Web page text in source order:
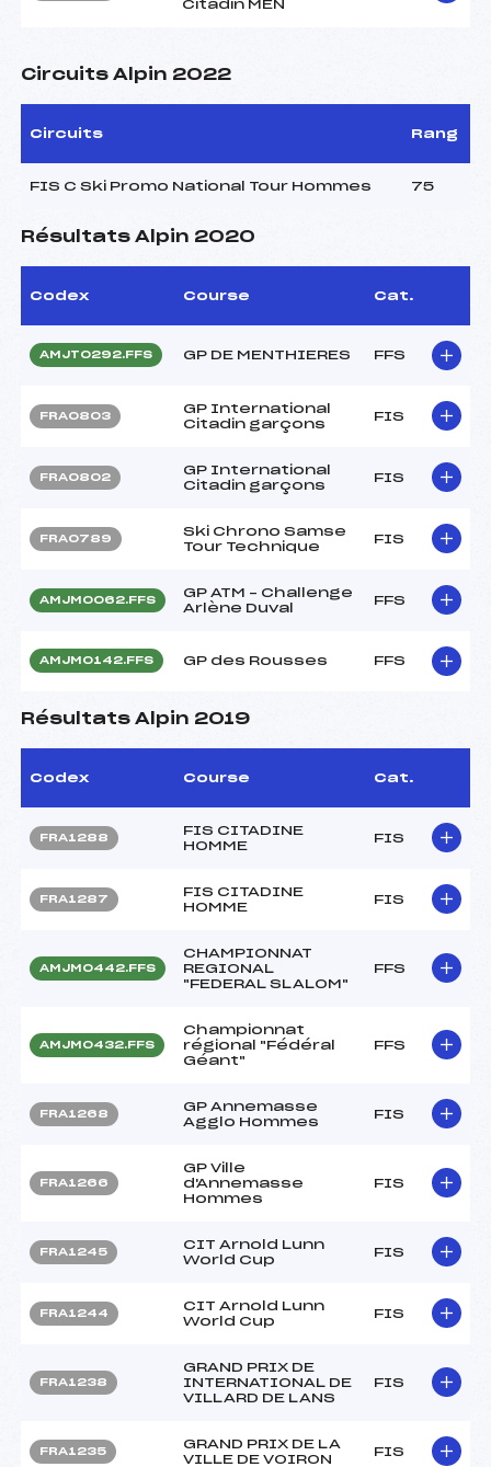
Citadin MEN
Circuits Alpin 2022
Circuits Rang
FIS C Ski Promo National Tour Hommes 75
Résultats Alpin 2020
Codex Course Cat.
AMJT0292.FFS GP DE MENTHIERES FFS
FRA0803
GP International
Citadin garçons
FIS
FRA0802
GP International
Citadin garçons
FIS
FRA0789
Ski Chrono Samse
Tour Technique
FIS
AMJM0062.FFS
GP ATM – Challenge
Arlène Duval
FFS
AMJM0142.FFS GP des Rousses FFS
Résultats Alpin 2019
Codex Course Cat.
FRA1288
FIS CITADINE
HOMME
FIS
FRA1287
FIS CITADINE
HOMME
FIS
AMJM0442.FFS
CHAMPIONNAT
REGIONAL
"FEDERAL SLALOM"
FFS
AMJM0432.FFS
Championnat
régional "Fédéral
Géant"
FFS
FRA1268
GP Annemasse
Agglo Hommes
FIS
FRA1266
GP Ville
d'Annemasse
Hommes
FIS
FRA1245
CIT Arnold Lunn
World Cup
FIS
FRA1244
CIT Arnold Lunn
World Cup
FIS
FRA1238
GRAND PRIX DE
INTERNATIONAL DE
VILLARD DE LANS
FIS
FRA1235
GRAND PRIX DE LA
VILLE DE VOIRON
FIS